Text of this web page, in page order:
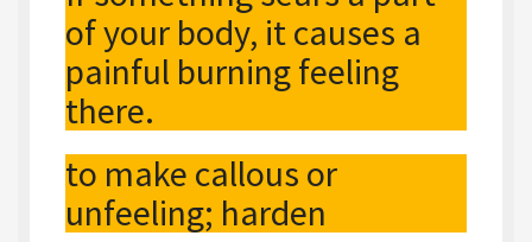
of your body, it causes a
painful burning feeling
there.
to make callous or
unfeeling; harden